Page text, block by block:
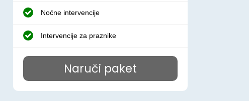
Noćne intervencije
Intervencije za praznike
Naruči paket